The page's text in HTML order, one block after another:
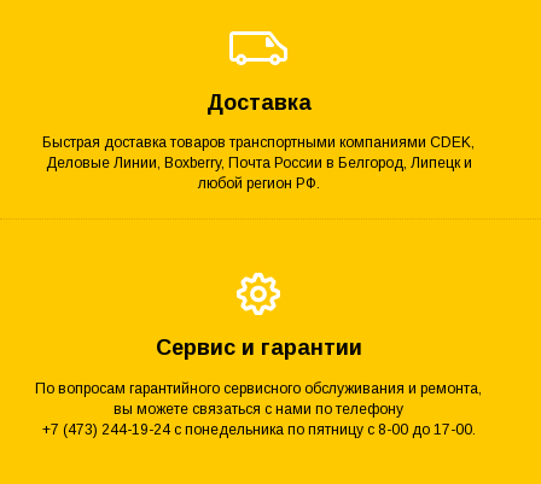
Доставка
Быстрая доставка товаров транспортными компаниями CDEK,
Деловые Линии, Boxberry, Почта России в Белгород, Липецк и
любой регион РФ.
Сервис и гарантии
По вопросам гарантийного сервисного обслуживания и ремонта,
вы можете связаться с нами по телефону
+7 (473) 244-19-24 с понедельника по пятницу с 8-00 до 17-00.